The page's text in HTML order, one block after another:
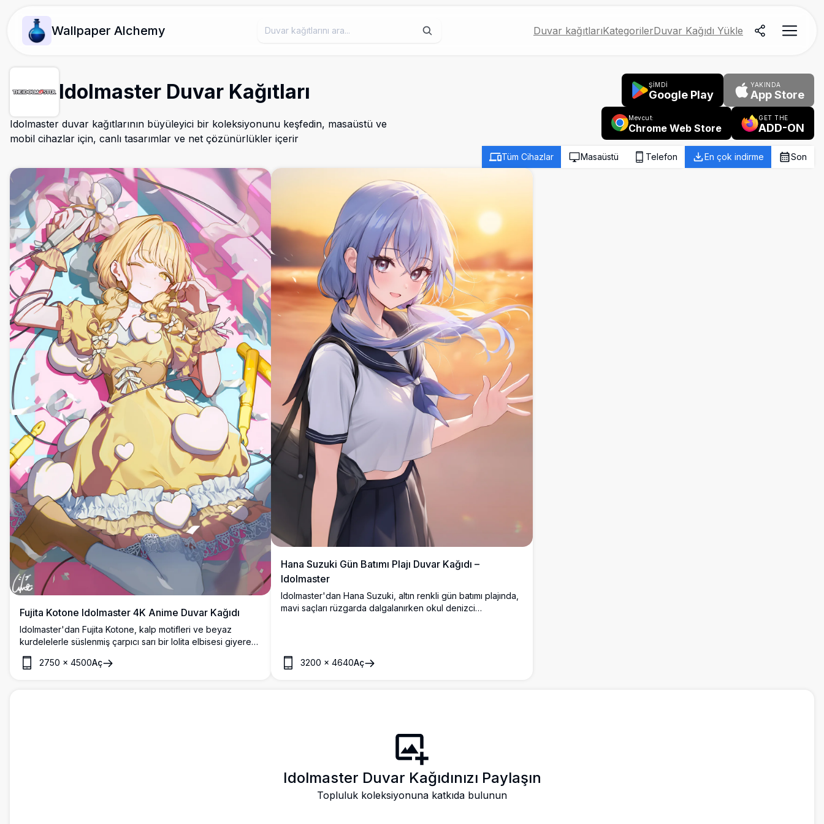
Wallpaper Alchemy Duvar kağıtlarıKategorilerDuvar Kağıdı Yükle
Idolmaster Duvar Kağıtları
Idolmaster duvar kağıtlarının büyüleyici bir koleksiyonunu keşfedin, masaüstü ve
mobil cihazlar için, canlı tasarımlar ve net çözünürlükler içerir
ŞİMDİ
Google Play
YAKINDA
App Store
Mevcut:
Chrome Web Store
GET THE
ADD-ON
Tüm Cihazlar Masaüstü Telefon En çok indirme Son
Fujita Kotone Idolmaster 4K Anime Duvar Kağıdı
Idolmaster'dan Fujita Kotone, kalp motifleri ve beyaz
kurdelelerle süslenmiş çarpıcı sarı bir lolita elbisesi giyerek
elinde mikrofon tutuyor. Konfetili canlı pembe ve mavi arka
plan, dinamik bir idol performans atmosferi yaratıyor.
2750 × 4500Aç
Hana Suzuki Gün Batımı Plajı Duvar Kağıdı –
Idolmaster
Idolmaster'dan Hana Suzuki, altın renkli gün batımı plajında,
mavi saçları rüzgarda dalgalanırken okul denizci
3200 ×4640Aç
Idolmaster Duvar Kağıdınızı Paylaşın
Topluluk koleksiyonuna katkıda bulunun